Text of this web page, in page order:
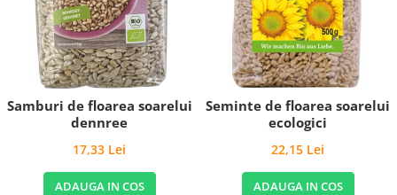
Samburi de floarea soarelui
dennree
17,33 Lei
ADAUGA IN COS
Seminte de floarea soarelui
ecologici
22,15 Lei
ADAUGA IN COS